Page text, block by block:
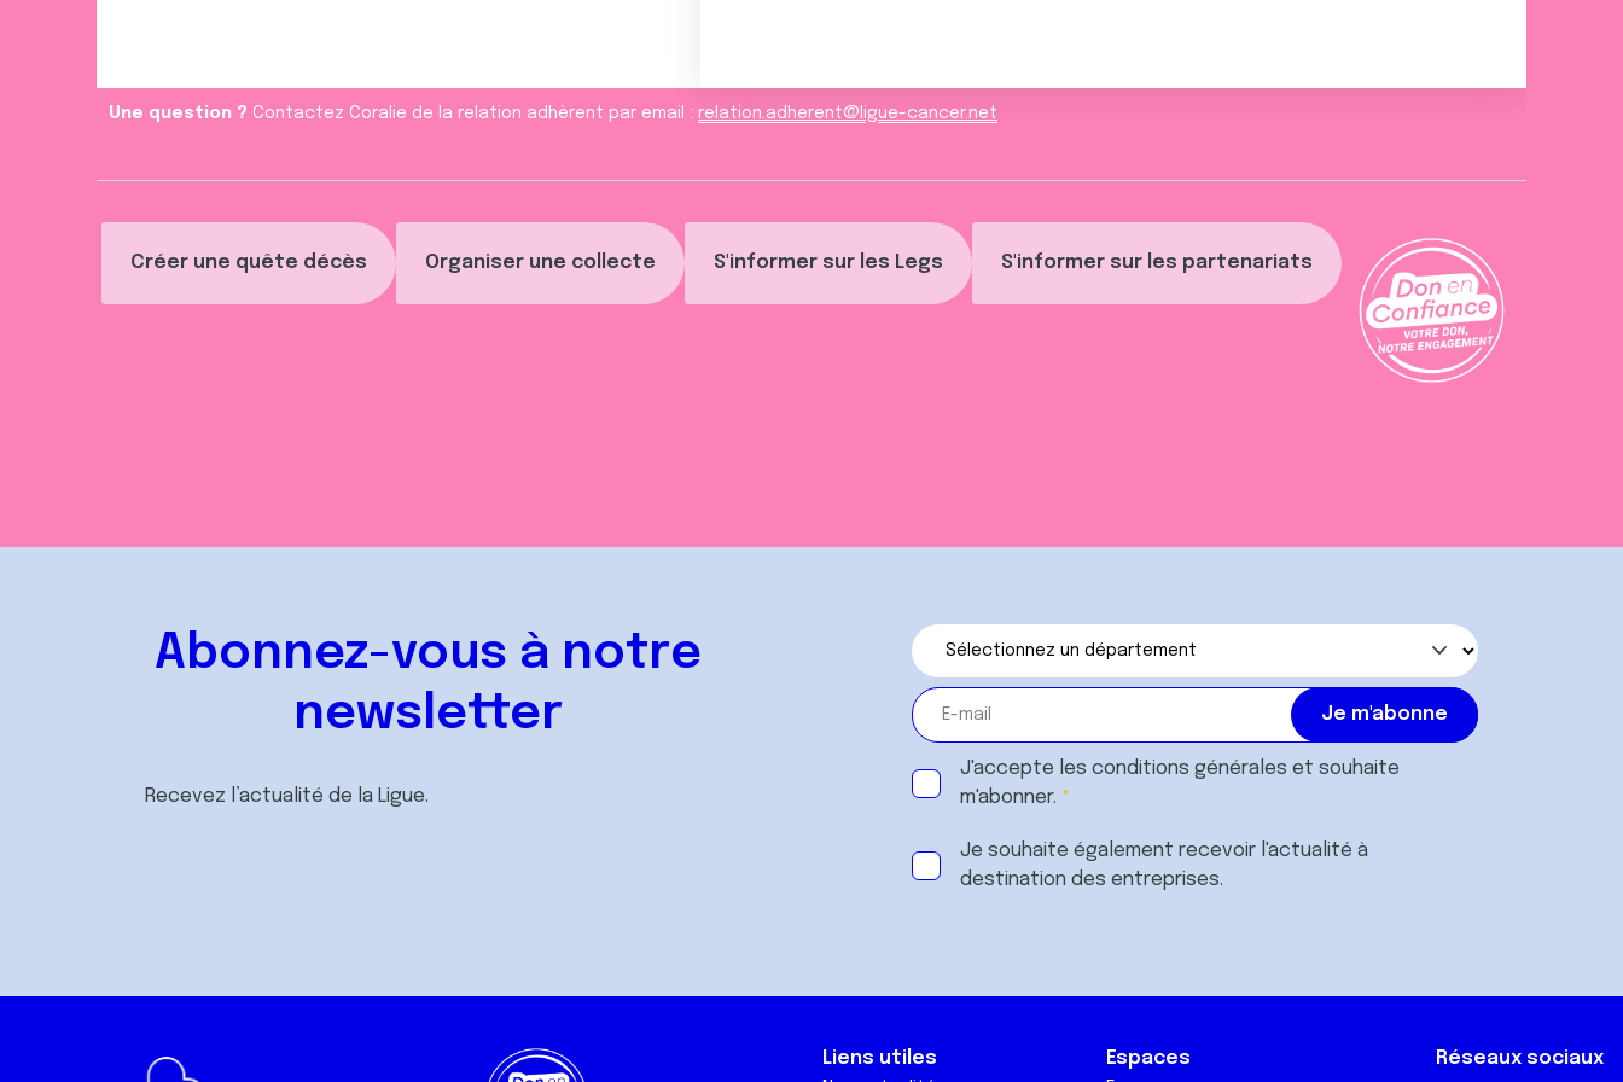
Créer une quête décès Organiser une collecte S'informer sur les Legs S'informer sur les partenariats
Une question ? Contactez Coralie de la relation adhèrent par email : relation.adherent@ligue-cancer.net
Abonnez-vous à notre
newsletter
Recevez l’actualité de la Ligue.
J'accepte les conditions générales et souhaite
m'abonner.
Je souhaite également recevoir l'actualité à
destination des entreprises.
Liens utiles Espaces Réseaux sociaux